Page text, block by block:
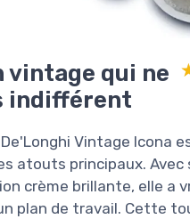
vintage qui ne
indifférent
Vintage Icona
atouts principaux. Avec
crème brillante, elle a
plan de travail. Cette